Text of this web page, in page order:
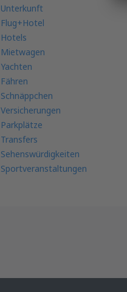
Unterkunft
Flug+Hotel
Hotels
Mietwagen
Yachten
Fähren
Schnäppchen
Versicherungen
Parkplätze
Transfers
Sehenswürdigkeiten
Sportveranstaltungen